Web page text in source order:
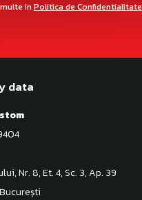
in Politica de Confidentialitate
data
Nr. 8, Et. 4, Sc. 3, Ap. 39